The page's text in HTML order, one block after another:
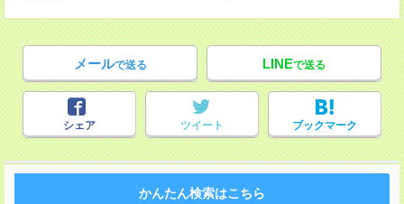
メールで送る LINEで送る
シェア ツイート ブックマーク
かんたん検索はこちら